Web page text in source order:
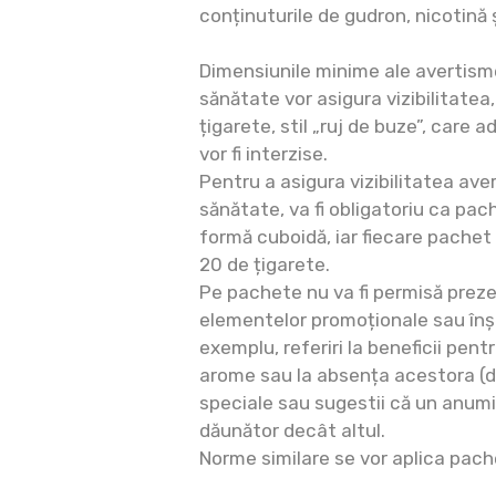
conținuturile de gudron, nicotină
Dimensiunile minime ale
sănătate vor asigura
țigarete, stil „ruj de buze”, care
vor fi interzise.
Pentru a asigura vizibilitatea
sănătate, va fi obligatoriu ca
formă cuboidă, iar fiecare
20 de țigarete.
Pe pachete nu va fi permisă
elementelor promoționale sau
exemplu, referiri la beneficii
arome sau la absența acestora
speciale sau sugestii că un
dăunător decât altul.
Norme similare se vor aplica